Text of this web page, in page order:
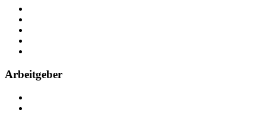
Arbeitgeber